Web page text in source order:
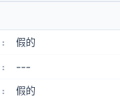
: 假的
: ---
: 假的